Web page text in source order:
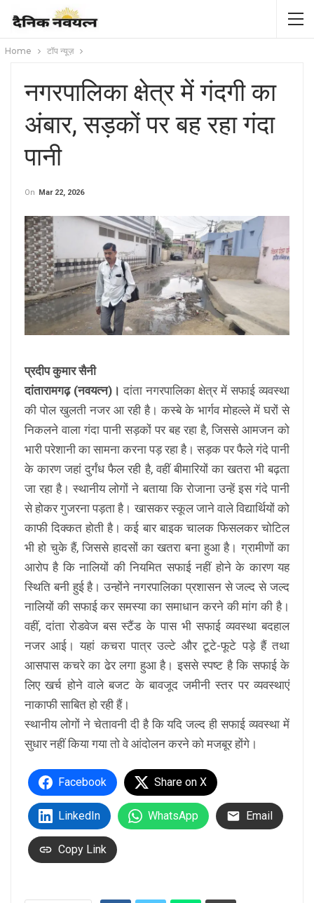
Home टॉप न्यूज़
नगरपालिका क्षेत्र में गंदगी का
अंबार, सड़कों पर बह रहा गंदा
पानी
On Mar 22, 2026
प्रदीप कुमार सैनी
दांतारामगढ़ (नवयत्न)। दांता नगरपालिका क्षेत्र में सफाई व्यवस्था
की पोल खुलती नजर आ रही है। कस्बे के भार्गव मोहल्ले में घरों से
निकलने वाला गंदा पानी सड़कों पर बह रहा है, जिससे आमजन को
भारी परेशानी का सामना करना पड़ रहा है। सड़क पर फैले गंदे पानी
के कारण जहां दुर्गंध फैल रही है, वहीं बीमारियों का खतरा भी बढ़ता
जा रहा है। स्थानीय लोगों ने बताया कि रोजाना उन्हें इस गंदे पानी
से होकर गुजरना पड़ता है। खासकर स्कूल जाने वाले विद्यार्थियों को
काफी दिक्कत होती है। कई बार बाइक चालक फिसलकर चोटिल
भी हो चुके हैं, जिससे हादसों का खतरा बना हुआ है। ग्रामीणों का
आरोप है कि नालियों की नियमित सफाई नहीं होने के कारण यह
स्थिति बनी हुई है। उन्होंने नगरपालिका प्रशासन से जल्द से जल्द
नालियों की सफाई कर समस्या का समाधान करने की मांग की है।
वहीं, दांता रोडवेज बस स्टैंड के पास भी सफाई व्यवस्था बदहाल
नजर आई। यहां कचरा पात्र उल्टे और टूटे-फूटे पड़े हैं तथा
आसपास कचरे का ढेर लगा हुआ है। इससे स्पष्ट है कि सफाई के
लिए खर्च होने वाले बजट के बावजूद जमीनी स्तर पर व्यवस्थाएं
नाकाफी साबित हो रही हैं।
स्थानीय लोगों ने चेतावनी दी है कि यदि जल्द ही सफाई व्यवस्था में
सुधार नहीं किया गया तो वे आंदोलन करने को मजबूर होंगे।
Facebook Share on X
LinkedIn WhatsApp Email
Copy Link